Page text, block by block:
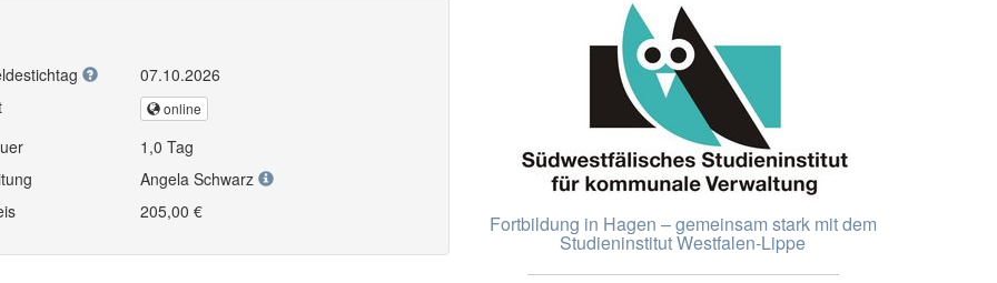
07.10.2026
online
1,0 Tag
Angela Schwarz
205,00 €
Fortbildung in Hagen – gemeinsam stark mit dem
Studieninstitut Westfalen-Lippe